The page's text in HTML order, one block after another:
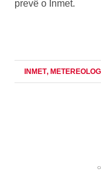
prevê o Inmet.
INMET,